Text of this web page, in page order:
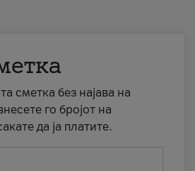
сметка без најава на
го бројот на
да ја платите.